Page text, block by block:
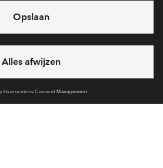
712 28 46